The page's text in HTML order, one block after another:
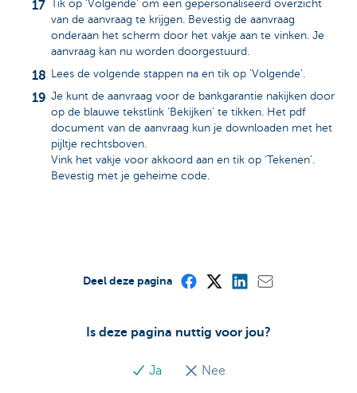
Tik op ‘Volgende’ om een gepersonaliseerd overzicht
van de aanvraag te krijgen. Bevestig de aanvraag
onderaan het scherm door het vakje aan te vinken. Je
aanvraag kan nu worden doorgestuurd.
Lees de volgende stappen na en tik op ‘Volgende’.
Je kunt de aanvraag voor de bankgarantie nakijken door
op de blauwe tekstlink ‘Bekijken’ te tikken. Het pdf
document van de aanvraag kun je downloaden met het
pijltje rechtsboven.
Vink het vakje voor akkoord aan en tik op ‘Tekenen’.
Bevestig met je geheime code.
Is deze pagina nuttig voor jou?
Ja Nee
Deel deze pagina